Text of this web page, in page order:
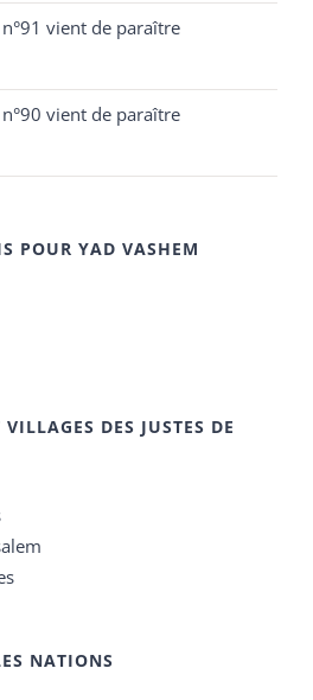
vient de paraître
vient de paraître
POUR YAD VASHEM
DES JUSTES DE
NATIONS